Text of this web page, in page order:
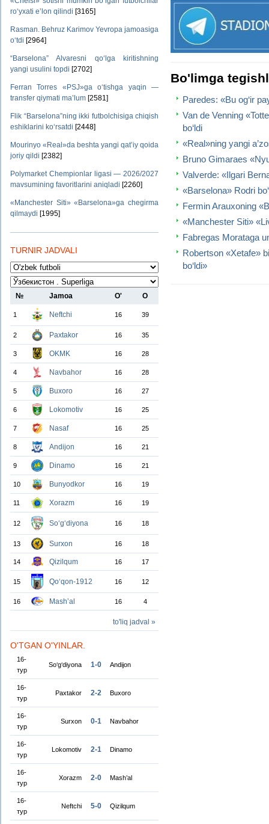
ro‘yxati e’lon qilindi [3165]
Rasman. Behruz Karimov Yevropa jamoasiga
o‘tdi [2964]
“Barselona” Alvaresni qo‘lga kiritishning
yangi usulini topdi [2702]
Ferran Torres «PSJ»ga o‘tishga yaqin —
transfer qiymati ma’lum [2581]
Flik “Barselona”ning ikki futbolchisiga chiqish
eshiklarini ko‘rsatdi [2448]
Mourinyo «Real»da beshta yangi qat’iy qoida
joriy qildi [2382]
Polymarket Chempionlar ligasi — 2026/2027
mavsumining favoritlarini aniqladi [2260]
«Manchester Siti» «Barselona»ga chegirma
qilmaydi [1995]
TURNIR JADVALI
№ Jamoa O' O
1 Neftchi 16 39
2 Paxtakor 16 35
3 OKMK 16 28
4 Navbahor 16 28
5 Buxoro 16 27
6 Lokomotiv 16 25
7 Nasaf 16 25
8 Andijon 16 21
9 Dinamo 16 21
10 Bunyodkor 16 19
11 Xorazm 16 19
12 So‘g‘diyona 16 18
13 Surxon 16 18
14 Qizilqum 16 17
15 Qo‘qon-1912 16 12
16 Mash’al 16 4
to'liq jadval »
O'TGAN O'YINLAR.
16-
тур
So‘g‘diyona 1-0 Andijon
16-
тур
Paxtakor 2-2 Buxoro
16-
тур
Surxon 0-1 Navbahor
16-
тур
Lokomotiv 2-1 Dinamo
16-
тур
Xorazm 2-0 Mash’al
16-
тур
Neftchi 5-0 Qizilqum
Bo'limga
Paredes: «Bu og‘ir
Van de Venning
bo‘ldi
«Real»ning yangi
Bruno Gimaraes
Valverde: «Ilgari
«Barselona» Rodri
Fermin Arauxoning
«Manchester Siti»
Fabregas Morataga
Robertson «Xetafe»
bo‘ldi»